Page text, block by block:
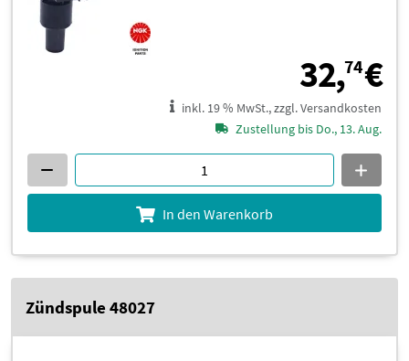
32,74€
inkl. 19 % MwSt., zzgl. Versandkosten
Zustellung bis Do., 13. Aug.
In den Warenkorb
Zündspule 48027